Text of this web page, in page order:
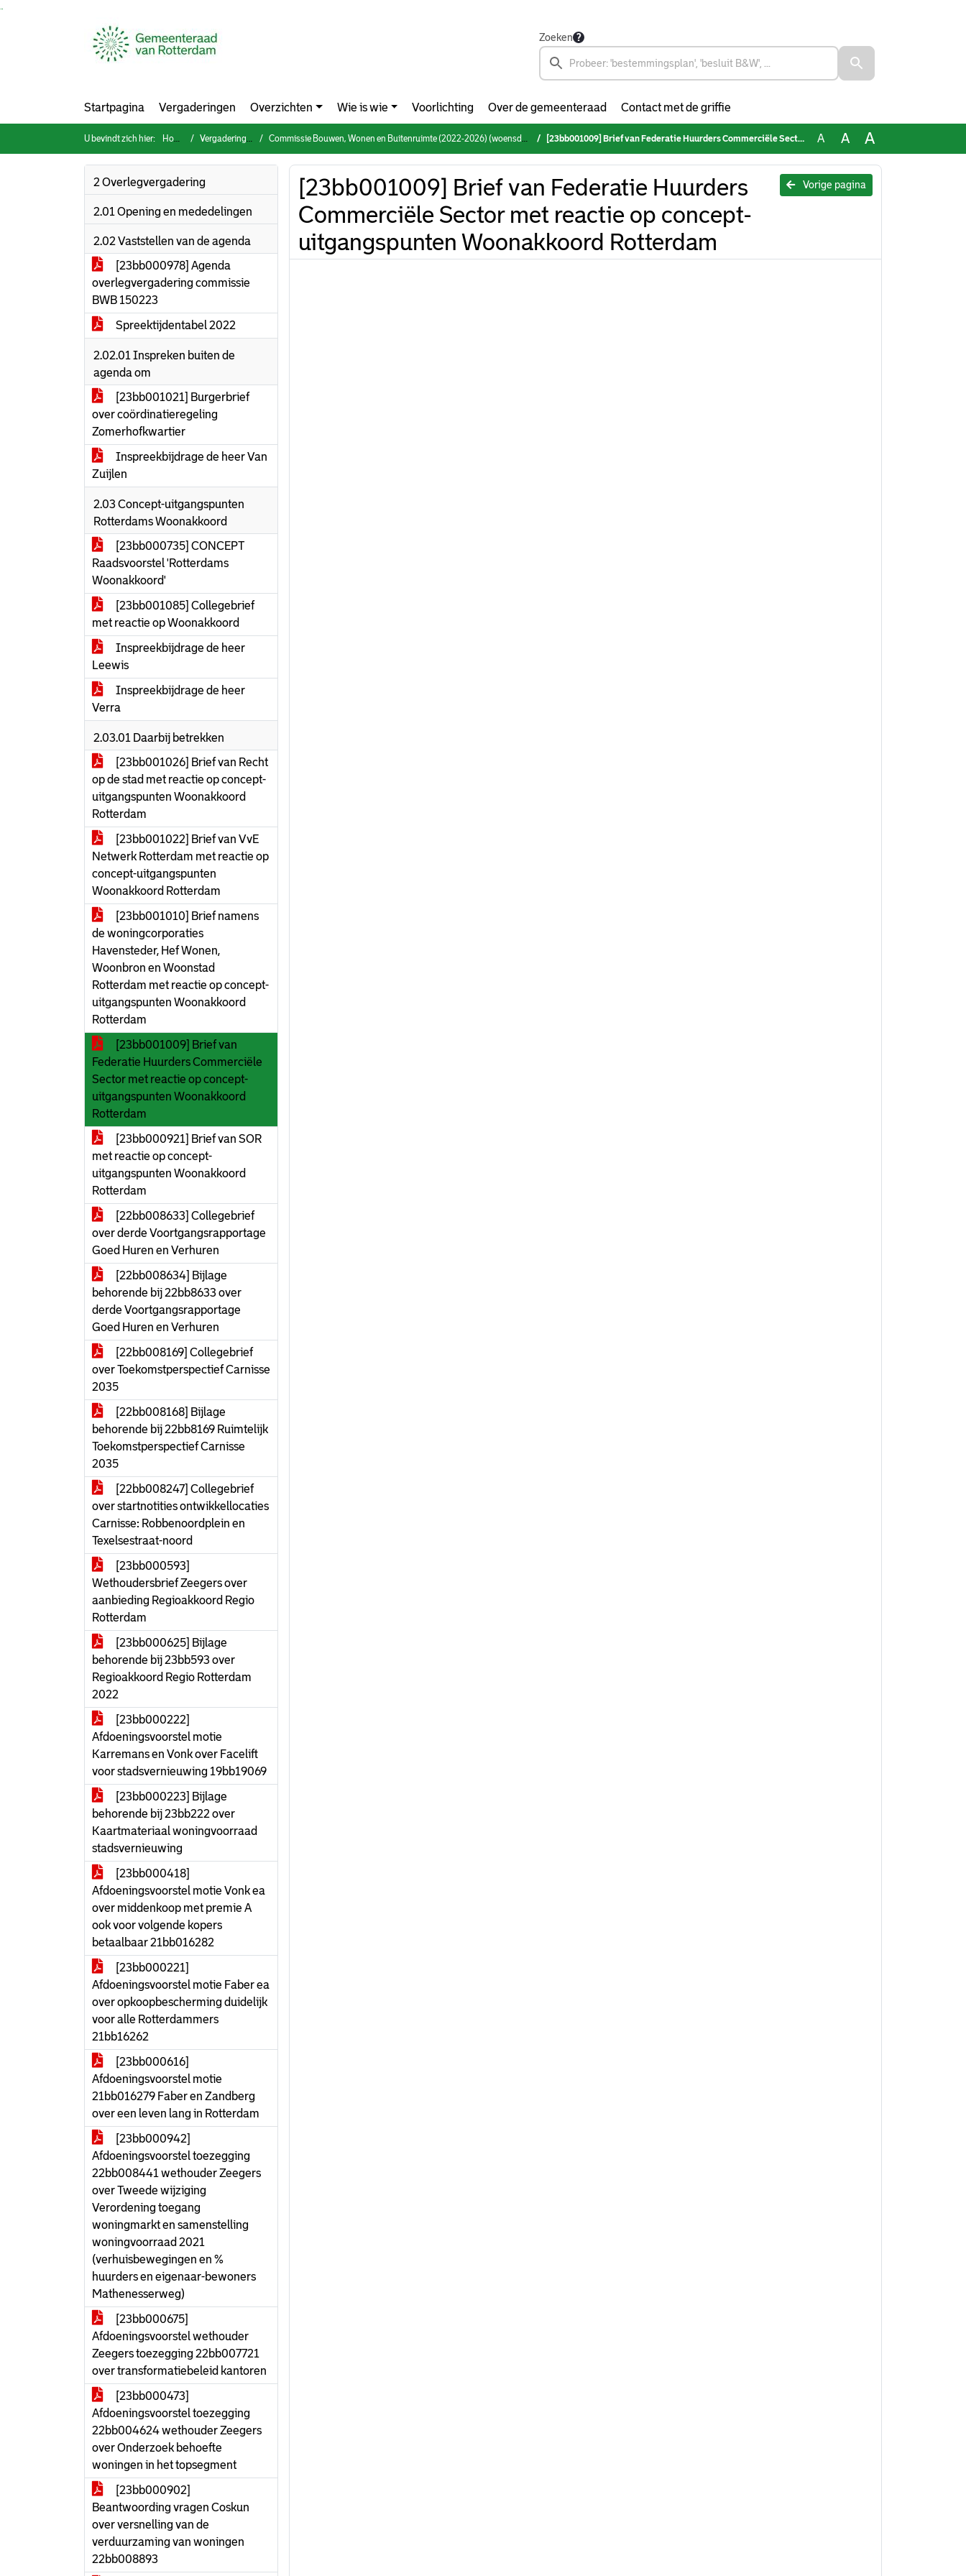
Zoeken
Startpagina Vergaderingen Overzichten Wie is wie Voorlichting Over de gemeenteraad Contact met de griffie
U bevindt zich hier: Home Vergaderingen Commissie Bouwen, Wonen en Buitenruimte (2022-2026) (woensdag 15 februari 2023) [23bb001009] Brief van Federatie Huurders Commerciële Sector met reactie op concept-uitgangspunten Woonakkoord Rotterdam A A A
2 Overlegvergadering
2.01 Opening en mededelingen
2.02 Vaststellen van de agenda
[23bb000978] Agenda
overlegvergadering commissie
BWB 150223
Spreektijdentabel 2022
2.02.01 Inspreken buiten de
agenda om
[23bb001021] Burgerbrief
over coördinatieregeling
Zomerhofkwartier
Inspreekbijdrage de heer Van
Zuijlen
2.03 Concept-uitgangspunten
Rotterdams Woonakkoord
[23bb000735] CONCEPT
Raadsvoorstel 'Rotterdams
Woonakkoord'
[23bb001085] Collegebrief
met reactie op Woonakkoord
Inspreekbijdrage de heer
Leewis
Inspreekbijdrage de heer
Verra
2.03.01 Daarbij betrekken
[23bb001026] Brief van Recht
op de stad met reactie op concept-
uitgangspunten Woonakkoord
Rotterdam
[23bb001022] Brief van VvE
Netwerk Rotterdam met reactie op
concept-uitgangspunten
Woonakkoord Rotterdam
[23bb001010] Brief namens
de woningcorporaties
Havensteder, Hef Wonen,
Woonbron en Woonstad
Rotterdam met reactie op concept-
uitgangspunten Woonakkoord
Rotterdam
[23bb001009] Brief van
Federatie Huurders Commerciële
Sector met reactie op concept-
uitgangspunten Woonakkoord
Rotterdam
[23bb000921] Brief van SOR
met reactie op concept-
uitgangspunten Woonakkoord
Rotterdam
[22bb008633] Collegebrief
over derde Voortgangsrapportage
Goed Huren en Verhuren
[22bb008634] Bijlage
behorende bij 22bb8633 over
derde Voortgangsrapportage
Goed Huren en Verhuren
[22bb008169] Collegebrief
over Toekomstperspectief Carnisse
2035
[22bb008168] Bijlage
behorende bij 22bb8169 Ruimtelijk
Toekomstperspectief Carnisse
2035
[22bb008247] Collegebrief
over startnotities ontwikkellocaties
Carnisse: Robbenoordplein en
Texelsestraat-noord
[23bb000593]
Wethoudersbrief Zeegers over
aanbieding Regioakkoord Regio
Rotterdam
[23bb000625] Bijlage
behorende bij 23bb593 over
Regioakkoord Regio Rotterdam
2022
[23bb000222]
Afdoeningsvoorstel motie
Karremans en Vonk over Facelift
voor stadsvernieuwing 19bb19069
[23bb000223] Bijlage
behorende bij 23bb222 over
Kaartmateriaal woningvoorraad
stadsvernieuwing
[23bb000418]
Afdoeningsvoorstel motie Vonk ea
over middenkoop met premie A
ook voor volgende kopers
betaalbaar 21bb016282
[23bb000221]
Afdoeningsvoorstel motie Faber ea
over opkoopbescherming duidelijk
voor alle Rotterdammers
21bb16262
[23bb000616]
Afdoeningsvoorstel motie
21bb016279 Faber en Zandberg
over een leven lang in Rotterdam
[23bb000942]
Afdoeningsvoorstel toezegging
22bb008441 wethouder Zeegers
over Tweede wijziging
Verordening toegang
woningmarkt en samenstelling
woningvoorraad 2021
(verhuisbewegingen en %
huurders en eigenaar-bewoners
Mathenesserweg)
[23bb000675]
Afdoeningsvoorstel wethouder
Zeegers toezegging 22bb007721
over transformatiebeleid kantoren
[23bb000473]
Afdoeningsvoorstel toezegging
22bb004624 wethouder Zeegers
over Onderzoek behoefte
woningen in het topsegment
[23bb000902]
Beantwoording vragen Coskun
over versnelling van de
verduurzaming van woningen
22bb008893
Vorige pagina
[23bb001009] Brief van Federatie Huurders
Commerciële Sector met reactie op concept-
uitgangspunten Woonakkoord Rotterdam